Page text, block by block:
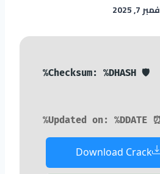
7, 2025
🛡️ Checksum: %DHASH%
⏰ Updated on: %DDATE%
Download Crack